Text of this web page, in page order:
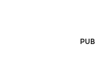
PUB